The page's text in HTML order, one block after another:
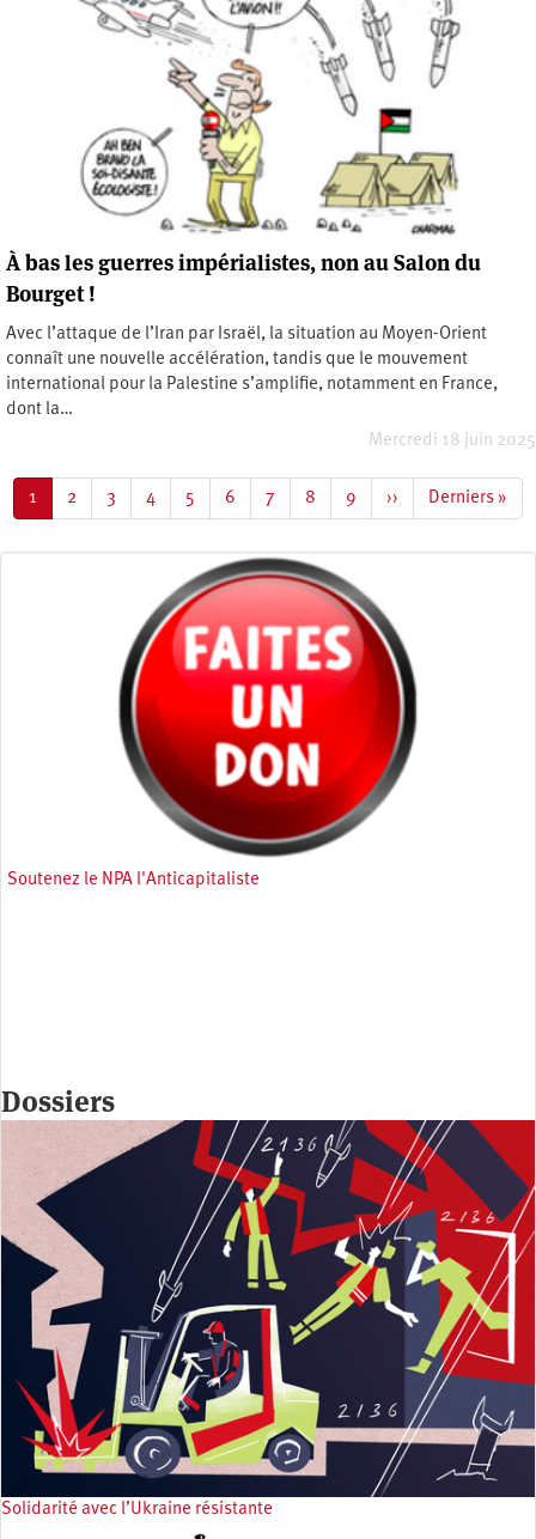
À bas les guerres impérialistes, non au Salon du
Bourget !
Avec l’attaque de l’Iran par Israël, la situation au Moyen-Orient
connaît une nouvelle accélération, tandis que le mouvement
international pour la Palestine s’amplifie, notamment en France,
dont la…
Mercredi 18 juin 2025
Page
courante
1 Page
2 Page
3 Page
4 Page
5 Page
6 Page
7 Page
8 Page
9
Page
suivante
››
Dernière
page
Derniers »
Soutenez le NPA l'Anticapitaliste
Dossiers
Solidarité avec l’Ukraine résistante